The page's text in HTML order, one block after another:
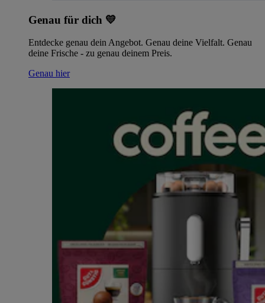
Genau für dich 💛
Entdecke genau dein Angebot. Genau deine Vielfalt. Genau
deine Frische - zu genau deinem Preis.
Genau hier